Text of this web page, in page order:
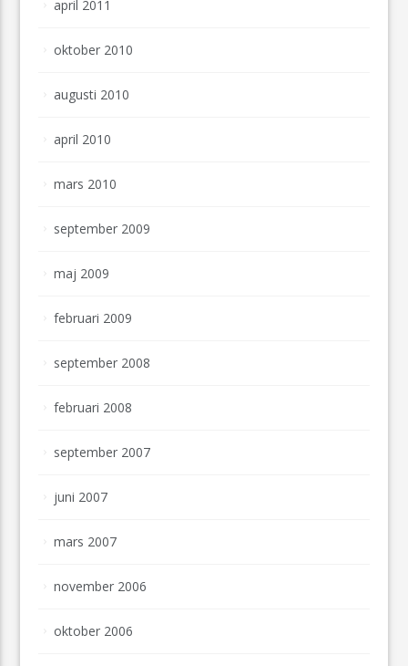
april 2011
oktober 2010
augusti 2010
april 2010
mars 2010
september 2009
maj 2009
februari 2009
september 2008
februari 2008
september 2007
juni 2007
mars 2007
november 2006
oktober 2006